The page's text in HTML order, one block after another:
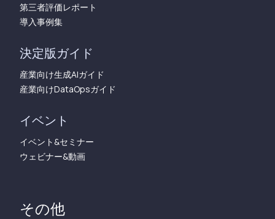
第三者評価レポート
導入事例集
決定版ガイド
産業向け生成AIガイド
産業向けDataOpsガイド
イベント
イベント&セミナー
ウェビナー&動画
その他